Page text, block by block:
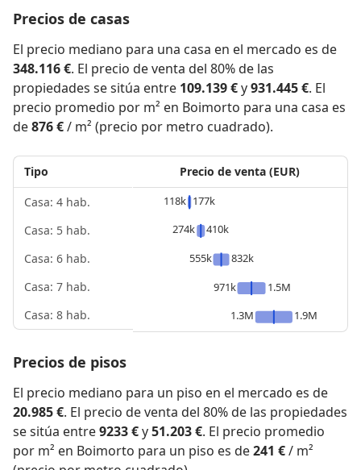
Precios de casas
El precio mediano para una casa en el mercado es de
348.116 €. El precio de venta del 80% de las
propiedades se sitúa entre 109.139 €y931.445 €. El
precio promedio por m² en Boimorto para una casa es
de876 €/ m² (precio por metro cuadrado).
Tipo
Casa: 4 hab.
Casa: 5 hab.
Casa: 6 hab.
Casa: 7 hab.
Casa: 8 hab.
Precio de venta (EUR)
118k 177k
274k
410k
555k
832k
971k
1.5M
1.3M
1.9M
Precios de pisos
El precio mediano para un piso en el mercado es de
20.985 €. El precio de venta del 80% de las propiedades
se sitúa entre9233 €y51.203 €. El precio promedio
por m² en Boimorto para un piso es de241 €/ m²